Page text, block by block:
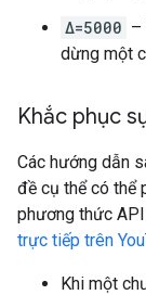
Δ=5000 –
dừng một
Khắc phục
Các hướng dẫn
đề cụ thể có thể
phương thức
trực tiếp trên
Khi một